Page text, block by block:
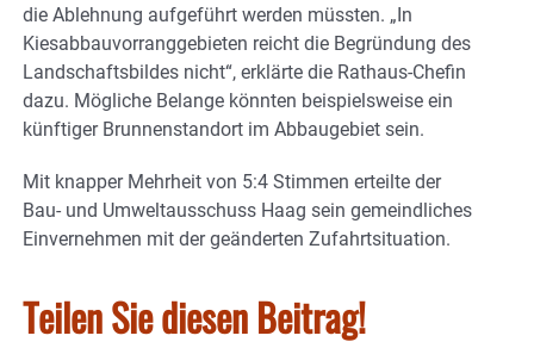
die Ablehnung aufgeführt werden müssten. „In
Kiesabbauvorranggebieten reicht die Begründung des
Landschaftsbildes nicht“, erklärte die Rathaus-Chefin
dazu. Mögliche Belange könnten beispielsweise ein
künftiger Brunnenstandort im Abbaugebiet sein.
Mit knapper Mehrheit von 5:4 Stimmen erteilte der
Bau- und Umweltausschuss Haag sein gemeindliches
Einvernehmen mit der geänderten Zufahrtsituation.
Teilen Sie diesen Beitrag!